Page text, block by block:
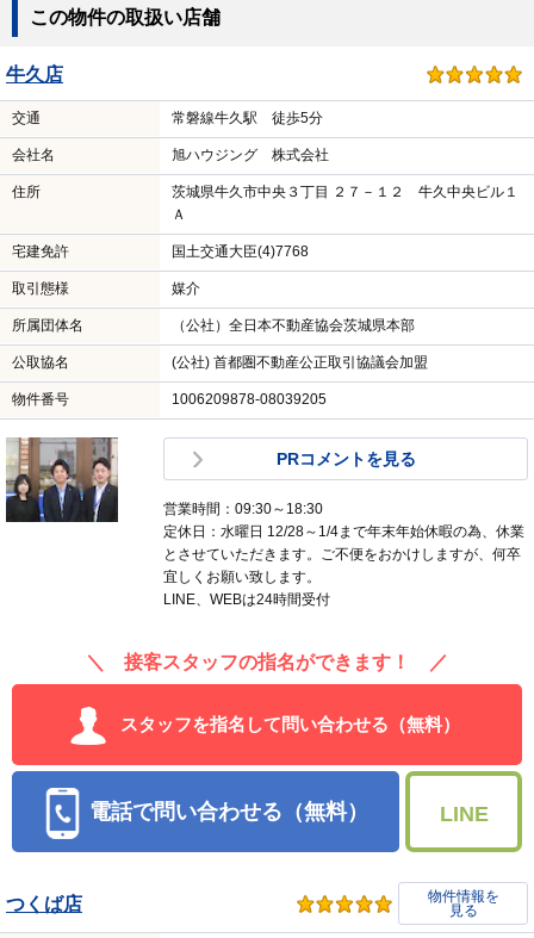
この物件の取扱い店舗
牛久店
交通 常磐線牛久駅 徒歩5分
会社名 旭ハウジング 株式会社
住所
茨城県牛久市中央３丁目 ２７－１２ 牛久中央ビル１
Ａ
宅建免許 国土交通大臣(4)7768
取引態様 媒介
所属団体名 （公社）全日本不動産協会茨城県本部
公取協名 (公社) 首都圏不動産公正取引協議会加盟
物件番号 1006209878-08039205
PRコメントを見る
営業時間：09:30～18:30
定休日：水曜日 12/28～1/4まで年末年始休暇の為、休業
とさせていただきます。ご不便をおかけしますが、何卒
宜しくお願い致します。
LINE、WEBは24時間受付
＼ 接客スタッフの指名ができます！ ／
スタッフを指名して問い合わせる（無料）
電話で問い合わせる（無料） LINE
つくば店
物件情報を
見る